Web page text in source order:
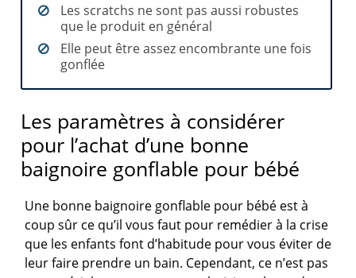
Les scratchs ne sont pas aussi robustes
que le produit en général
Elle peut être assez encombrante une fois
gonflée
Les paramètres à considérer
pour l’achat d’une bonne
baignoire gonflable pour bébé
Une bonne baignoire gonflable pour bébé est à
coup sûr ce qu’il vous faut pour remédier à la crise
que les enfants font d’habitude pour vous éviter de
leur faire prendre un bain. Cependant, ce n’est pas